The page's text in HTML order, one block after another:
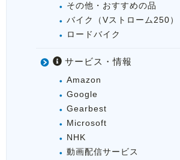
その他・おすすめの品
バイク（Vストローム250）
ロードバイク
サービス・情報
Amazon
Google
Gearbest
Microsoft
NHK
動画配信サービス